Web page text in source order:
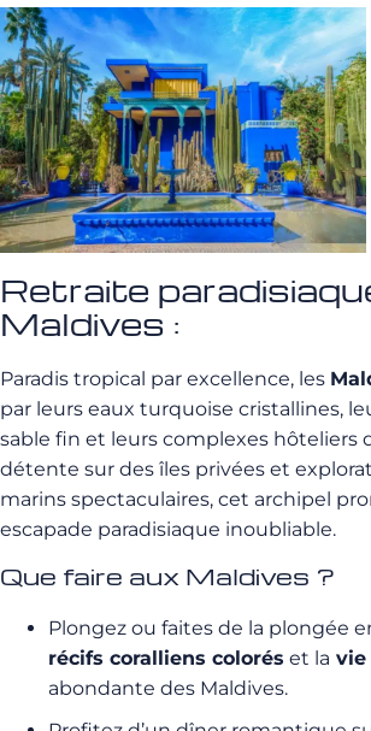
Retraite
Maldives :
Paradis tropical par excellence, les
par leurs eaux turquoise cristallines,
sable fin et leurs complexes hôteliers
détente sur des îles privées et
marins spectaculaires, cet archipel
escapade paradisiaque inoubliable.
Que faire aux Maldives ?
Plongez ou faites de la plongée
récifs coralliens colorés et la vie
abondante des Maldives.